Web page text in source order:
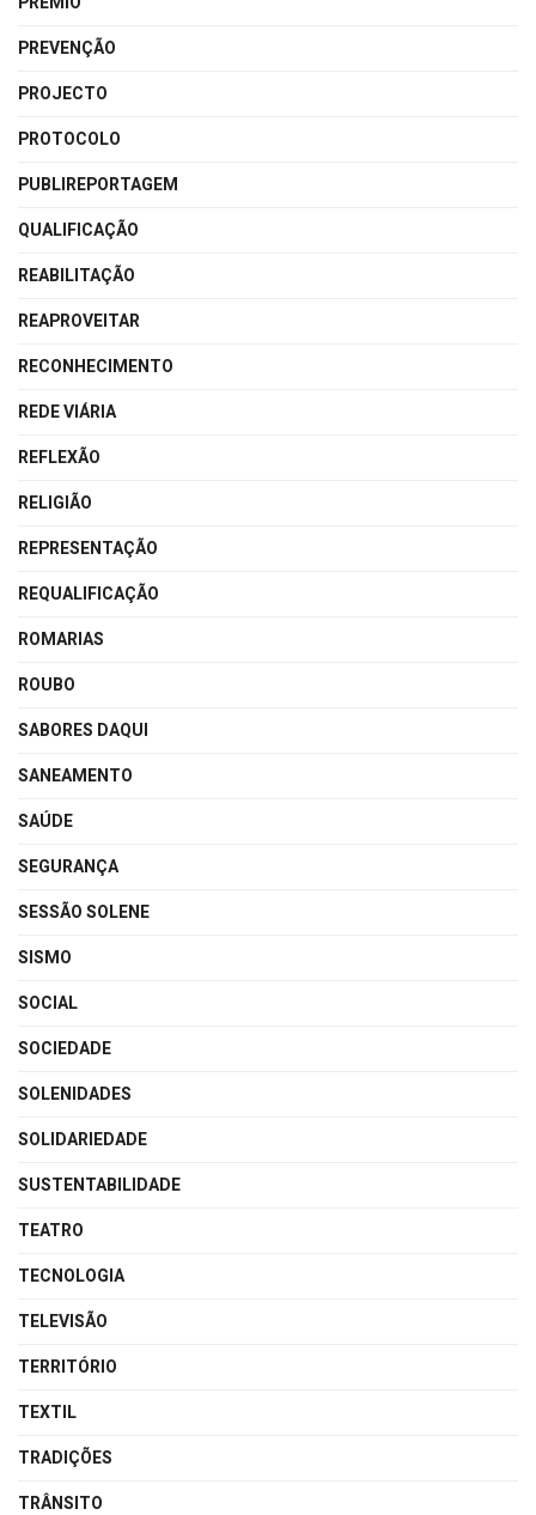
PREVENÇÃO
PROJECTO
PROTOCOLO
PUBLIREPORTAGEM
QUALIFICAÇÃO
REABILITAÇÃO
REAPROVEITAR
RECONHECIMENTO
REDE VIÁRIA
REFLEXÃO
RELIGIÃO
REPRESENTAÇÃO
REQUALIFICAÇÃO
ROMARIAS
ROUBO
SABORES DAQUI
SANEAMENTO
SAÚDE
SEGURANÇA
SESSÃO SOLENE
SISMO
SOCIAL
SOCIEDADE
SOLENIDADES
SOLIDARIEDADE
SUSTENTABILIDADE
TEATRO
TECNOLOGIA
TELEVISÃO
TERRITÓRIO
TEXTIL
TRADIÇÕES
TRÂNSITO